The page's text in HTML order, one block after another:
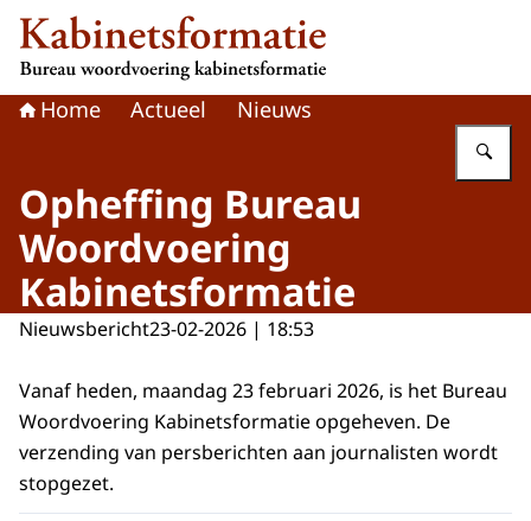
Naar de homepage van Kabinetsformatie
Home Actueel Nieuws
Opheffing Bureau
Woordvoering
Kabinetsformatie
Nieuwsbericht23-02-2026 | 18:53
Vanaf heden, maandag 23 februari 2026, is het Bureau
Woordvoering Kabinetsformatie opgeheven. De
verzending van persberichten aan journalisten wordt
stopgezet.